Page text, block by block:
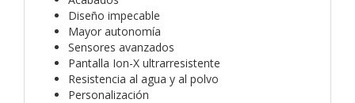
Diseño impecable
Mayor autonomía
Sensores avanzados
Pantalla Ion-X ultrarresistente
Resistencia al agua y al polvo
Personalización